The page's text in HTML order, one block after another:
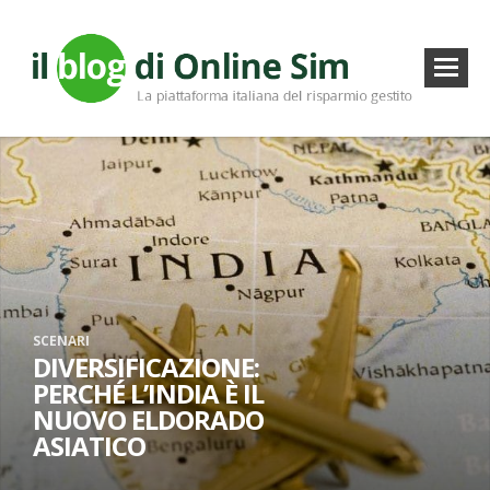
SCENARI
DIVERSIFICAZIONE:
PERCHÉ L’INDIA È IL
NUOVO ELDORADO
ASIATICO